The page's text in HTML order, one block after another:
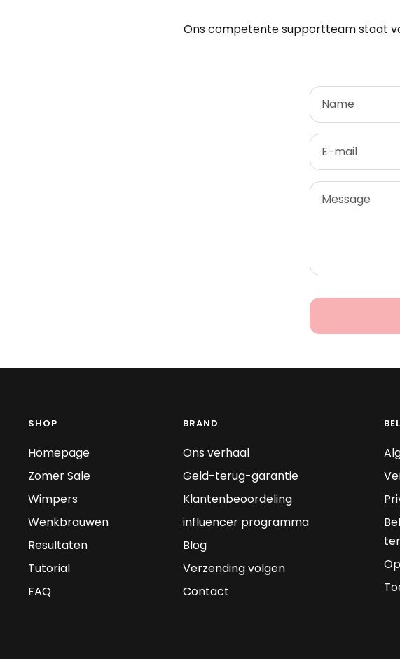
Ons competente supportteam staat
Name
E-mail
Message
SHOP
Homepage
Zomer Sale
Wimpers
Wenkbrauwen
Resultaten
Tutorial
FAQ
BRAND
Ons verhaal
Geld-terug-garantie
Klantenbeoordeling
influencer programma
Blog
Verzending volgen
Contact